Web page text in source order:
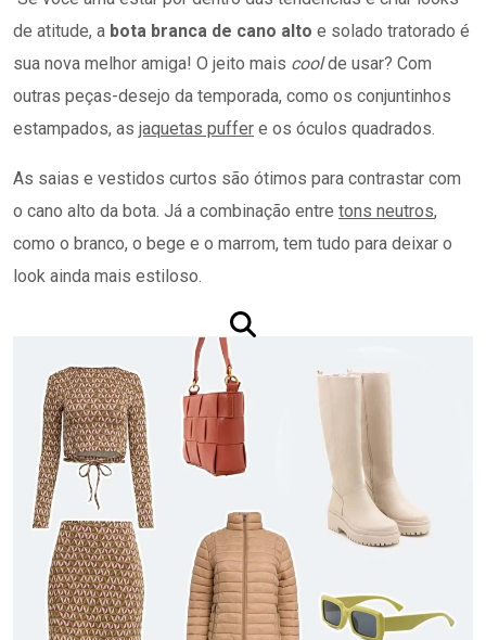
de atitude, a bota branca de cano alto e solado tratorado é
sua nova melhor amiga! O jeito mais coolde usar? Com
outras peças-desejo da temporada, como os conjuntinhos
estampados, as jaquetas puffer e os óculos quadrados.
As saias e vestidos curtos são ótimos para contrastar com
o cano alto da bota. Já a combinação entre tons neutros,
como o branco, o bege e o marrom, tem tudo para deixar o
look ainda mais estiloso.